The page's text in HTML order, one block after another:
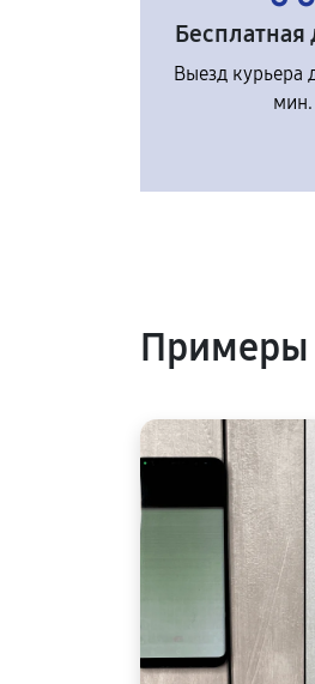
Бесплатная
Выезд курьера
мин.
Примеры